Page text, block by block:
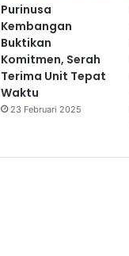
Purinusa
Kembangan
Buktikan
Komitmen, Serah
Terima Unit Tepat
Waktu
23 Februari 2025